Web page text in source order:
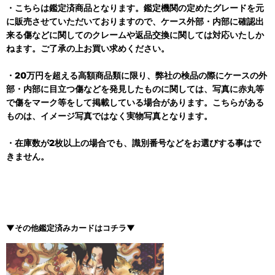
・こちらは鑑定済商品となります。鑑定機関の定めたグレードを元
に販売させていただいておりますので、ケース外部・内部に確認出
来る傷などに関してのクレームや返品交換に関しては対応いたしか
ねます。ご了承の上お買い求めください。
・20万円を超える高額商品類に限り、弊社の検品の際にケースの外
部・内部に目立つ傷などを発見したものに関しては、写真に赤丸等
で傷をマーク等をして掲載している場合があります。こちらがある
ものは、イメージ写真ではなく実物写真となります。
・在庫数が2枚以上の場合でも、識別番号などをお選びする事はで
きません。
▼その他鑑定済みカードはコチラ▼